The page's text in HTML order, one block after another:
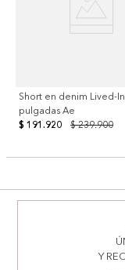
Short en denim Lived-
pulgadas Ae
$ 239.900
$ 191.920
Y